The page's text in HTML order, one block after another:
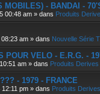
MOBILES) - BANDAI -
00:48 am » dans Produits
am » dans Nouvelle Série
POUR VELO - E.R.G. -
am » dans Produits Derives
- 1979 - FRANCE
pm » dans Produits Derives